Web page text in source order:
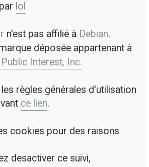
lol
n'est pas affilié à Debian.
déposée appartenant à
Interest, Inc.
règles générales d'utilisation
ce lien.
cookies pour des raisons
desactiver ce suivi,